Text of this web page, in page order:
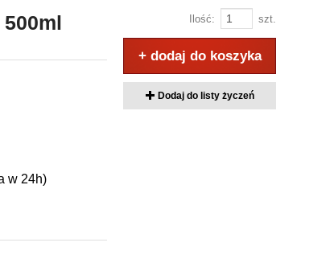
w 24h)
Ilość: szt.
+ dodaj do koszyka
Dodaj do listy życzeń